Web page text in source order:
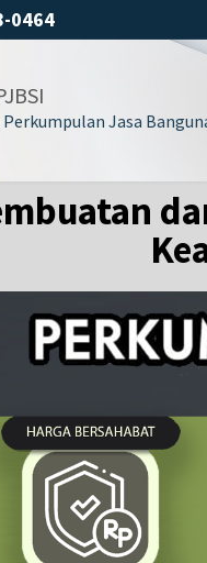
0464
Perkumpulan Jasa